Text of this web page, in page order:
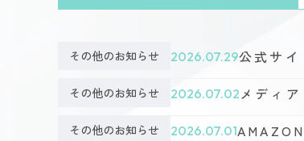
その他のお知らせ 2026.07.29公式サ
その他のお知らせ 2026.07.02メディ
その他のお知らせ 2026.07.01